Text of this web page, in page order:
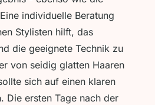
individuelle Beratung
Stylisten hilft, das
die geeignete Technik zu
von seidig glatten Haaren
sich auf einen klaren
Die ersten Tage nach der